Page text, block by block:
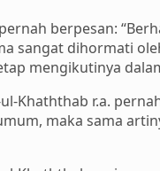
pernah berpesan:
sangat dihormati
mengikutinya
Khaththab r.a.
maka sama